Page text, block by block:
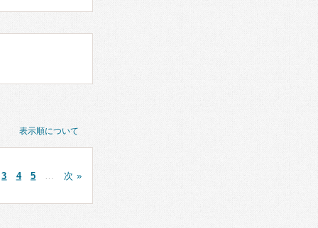
表示順について
3 4 5 次 »